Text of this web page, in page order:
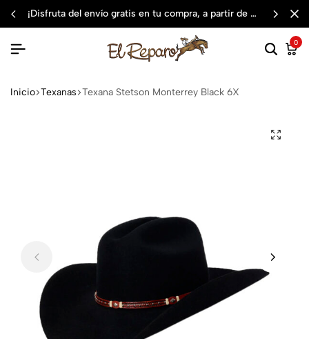
¡disfruta del envío gratis en tu compra, a partir de $3,000 mxn
0
Inicio Texanas Texana Stetson Monterrey Black 6X